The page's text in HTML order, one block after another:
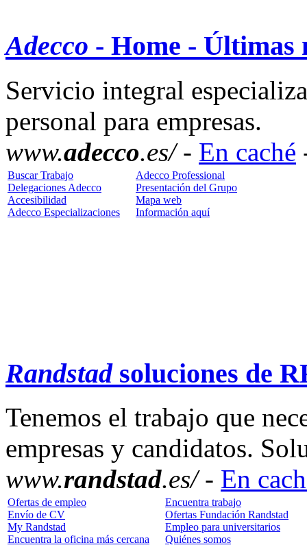
Adecco - Home - Últimas
Servicio integral
personal para empresas.
www.adecco.es/ - En caché
Buscar Trabajo
Delegaciones Adecco
Accesibilidad
Adecco Especializaciones
Adecco Professional
Presentación del Grupo
Mapa web
Información aquí
Randstadsoluciones de
Tenemos el trabajo que
empresas y candidatos.
www.randstad.es/ - En
Ofertas de empleo
Envío de CV
My Randstad
Encuentra la oficina más cercana
Encuentra trabajo
Ofertas Fundación Randstad
Empleo para universitarios
Quiénes somos